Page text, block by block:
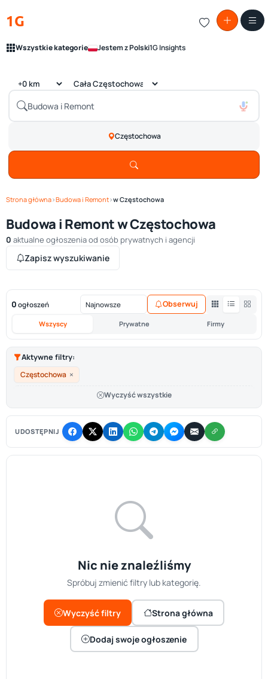
1G
Wszystkie kategorie Jestem z Polski1G Insights
Częstochowa
Strona główna›Budowa i Remont›w Częstochowa
Budowa i Remont w Częstochowa
0 aktualne ogłoszenia od osób prywatnych i agencji
Zapisz wyszukiwanie
0 ogłoszeń
Wszyscy Prywatne Firmy
Obserwuj
Aktywne filtry:
Częstochowa ×
Wyczyść wszystkie
UDOSTĘPNIJ
Nic nie znaleźliśmy
Spróbuj zmienić filtry lub kategorię.
Wyczyść filtry Strona główna
Dodaj swoje ogłoszenie